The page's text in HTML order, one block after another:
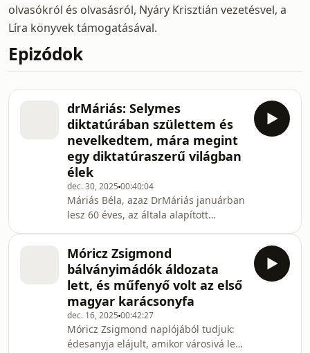
olvasókról és olvasásról, Nyáry Krisztián vezetésvel, a
Líra könyvek támogatásával.
Epizódok
drMáriás: Selymes
diktatúrában születtem és
nevelkedtem, mára megint
egy diktatúraszerű világban
élek
dec. 30, 2025 00:40:04
Máriás Béla, azaz DrMáriás januárban
lesz 60 éves, az általa alapított
egy különleges jubileumi album
kíséri. Az Éljen a diktatúra! című kötet
hatvan életrajzi írásban beszél a
festő-zenész-író összetéveszthetetlen
művészeti víziójáról, életútjáról a Tito-
korszak Jugoszláviájában eltöltött
gyerekkortól és a menekülés-szerű
Móricz Zsigmond
bálványimádók áldozata
lett, és műfenyő volt az első
magyar karácsonyfa
dec. 16, 2025 00:42:27
Móricz Zsigmond naplójából tudjuk:
édesanyja elájult, amikor városivá lett